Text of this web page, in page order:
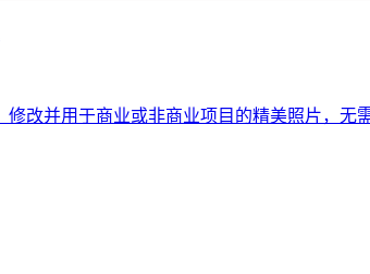
改并用于商业或非商业项目的精美照片，无